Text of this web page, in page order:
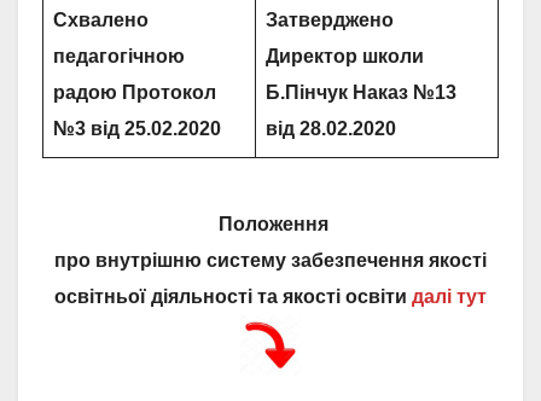
Схвалено
педагогічною
радою Протокол
№3 від 25.02.2020
Затверджено
Директор школи
Б.Пінчук Наказ №13
від 28.02.2020
Положення
про внутрішню систему забезпечення якості
освітньої діяльності та якості освіти далі тут